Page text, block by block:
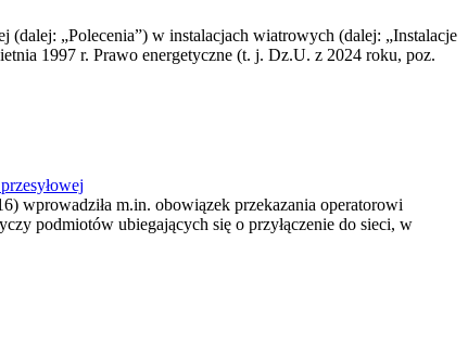
„Polecenia”) w instalacjach wiatrowych (dalej: „Instalacje
1997 r. Prawo energetyczne (t. j. Dz.U. z 2024 roku, poz.
wprowadziła m.in. obowiązek przekazania operatorowi
podmiotów ubiegających się o przyłączenie do sieci, w